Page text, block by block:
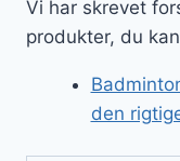
Vi har skrevet
produkter, du
den